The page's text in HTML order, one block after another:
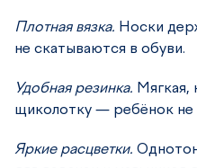
Плотная вязка. Носки
не скатываются в обуви.
Удобная резинка. Мягкая,
щиколотку — ребёнок не
Яркие расцветки.